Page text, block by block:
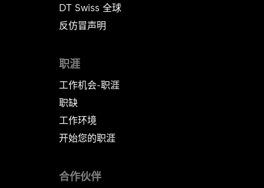
DT Swiss 全球
反仿冒声明
职涯
工作机会-职涯
职缺
工作环境
开始您的职涯
合作伙伴